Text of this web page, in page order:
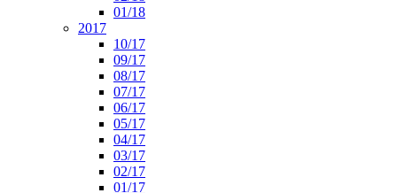
01/18
2017
10/17
09/17
08/17
07/17
06/17
05/17
04/17
03/17
02/17
01/17